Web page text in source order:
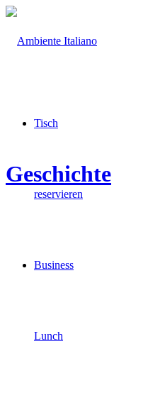
Tisch
reservieren
Business
Lunch
Geschichte